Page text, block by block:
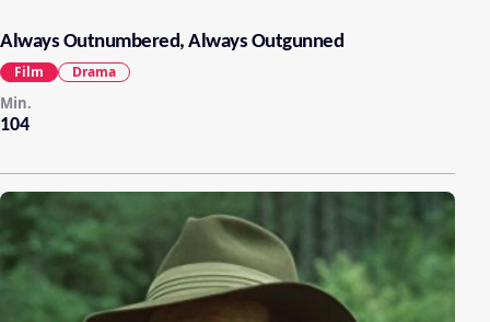
Always Outnumbered, Always Outgunned
104
Min.
Film Drama